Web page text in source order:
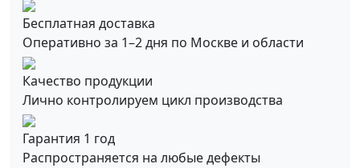
Бесплатная доставка
Оперативно за 1–2 дня по Москве и области
Качество продукции
Лично контролируем цикл производства
Гарантия 1 год
Распространяется на любые дефекты